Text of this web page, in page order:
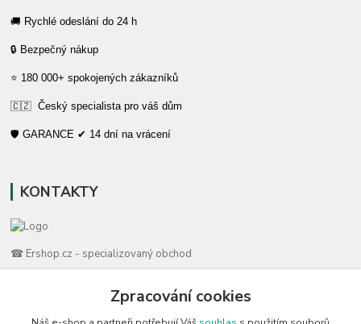
🚚 Rychlé odeslání do 24 h
🔒 Bezpečný nákup
⭐ 180 000+ spokojených zákazníků
🇨🇿 Český specialista pro váš dům
🛡️ GARANCE ✔ 14 dní na vrácení
KONTAKTY
☎ Ershop.cz - specializovaný obchod
🛡️ Zákaznická podpora
📞 728 007 997
Zpracování cookies